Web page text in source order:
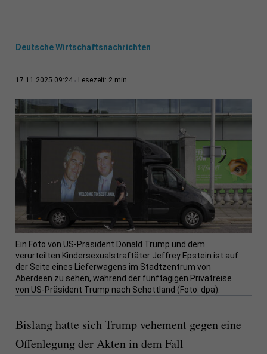
Deutsche Wirtschaftsnachrichten
17.11.2025 09:24 Lesezeit: 2 min
Ein Foto von US-Präsident Donald Trump und dem
verurteilten Kindersexualstraftäter Jeffrey Epstein ist auf
der Seite eines Lieferwagens im Stadtzentrum von
Aberdeen zu sehen, während der fünftägigen Privatreise
von US-Präsident Trump nach Schottland (Foto: dpa).
Bislang hatte sich Trump vehement gegen eine
Offenlegung der Akten in dem Fall